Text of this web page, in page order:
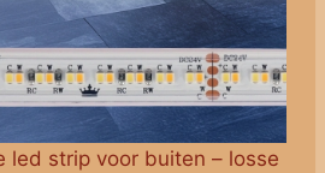
led strip voor buiten – losse